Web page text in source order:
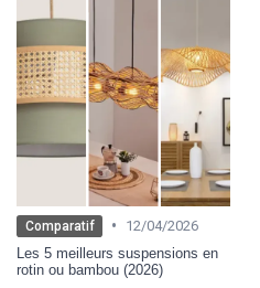
Comparatif •
12/04/2026
Les 5 meilleurs suspensions en
rotin ou bambou (2026)